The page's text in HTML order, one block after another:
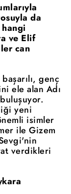
da
ve Elif
can
genç
ele alan Adı
yeni
isimler
ile Gizem
verdikleri